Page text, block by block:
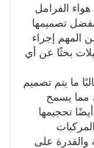
الفرامل
بفضل تصميمها
المهم إجراء
بحثًا عن أي
ما يتم تصميم
مما يسمح
تحجيمها
والقدرة على